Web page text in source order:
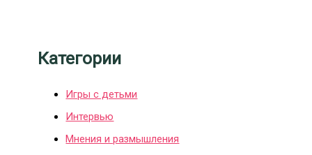
Категории
Игры с детьми
Интервью
Мнения и размышления